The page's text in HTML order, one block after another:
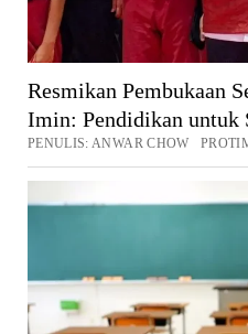
Resmikan Pembukaan
Imin: Pendidikan untuk
PENULIS: ANWAR CHOW